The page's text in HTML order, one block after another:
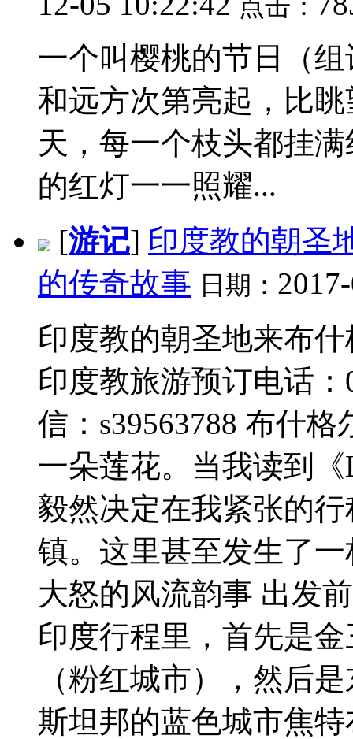
点击：
一个叫樱桃的节日（
和远方次第亮起，比
天，每一个枝头都挂
的红灯一一照耀...
[游记] 印度教的朝圣
的传奇故事 日期：
印度教的朝圣地来布
印度教旅游预订电话：
信：s39563788 布什
一朵莲花。当我读到
毅然决定在我紧张的
镇。这里甚至发生了
大怒的风流韵事 出发
印度行程里，首先是
（粉红城市），然后
斯坦邦的蓝色城市焦